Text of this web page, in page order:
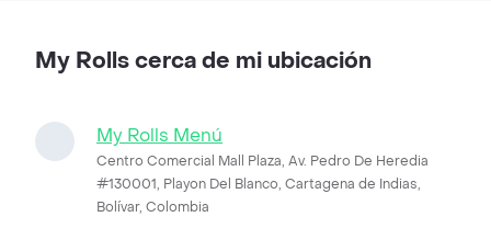
My Rolls cerca de mi ubicación
My Rolls Menú
Centro Comercial Mall Plaza, Av. Pedro De Heredia
#130001, Playon Del Blanco, Cartagena de Indias,
Bolívar, Colombia